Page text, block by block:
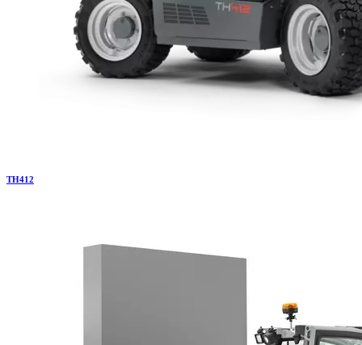
TH412